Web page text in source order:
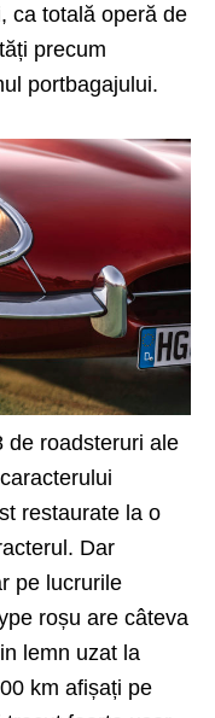
ca totală operă de
precum
portbagajului.
de roadsteruri ale
restaurate la o
Dar
pe lucrurile
roșu are câteva
lemn uzat la
km afișați pe